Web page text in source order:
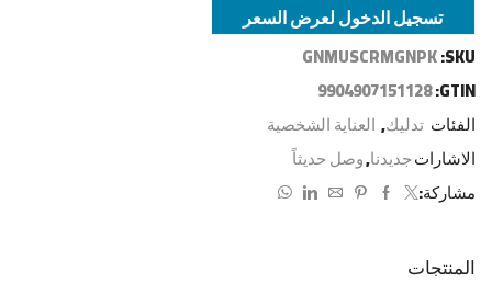
تسجيل الدخول لعرض السعر
SKU:
GNMUSCRMGNPK
GTIN:
9904907151128
الفئات تدليك, العناية الشخصية
الاشاراتجديدنا,وصل حديثاً
مشاركة:
المنتجات